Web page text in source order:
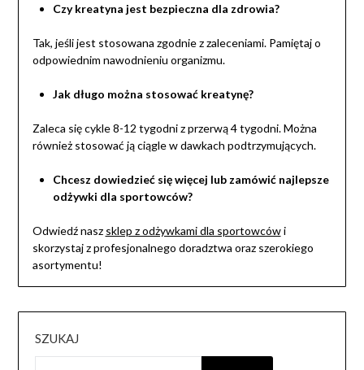
Czy kreatyna jest bezpieczna dla zdrowia?
Tak, jeśli jest stosowana zgodnie z zaleceniami. Pamiętaj o
odpowiednim nawodnieniu organizmu.
Jak długo można stosować kreatynę?
Zaleca się cykle 8-12 tygodni z przerwą 4 tygodni. Można
również stosować ją ciągle w dawkach podtrzymujących.
Chcesz dowiedzieć się więcej lub zamówić najlepsze
odżywki dla sportowców?
Odwiedź nasz sklep z odżywkami dla sportowcówi
skorzystaj z profesjonalnego doradztwa oraz szerokiego
asortymentu!
SZUKAJ